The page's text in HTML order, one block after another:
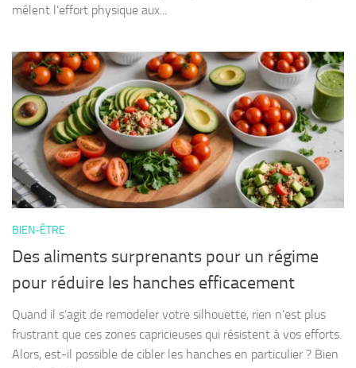
mêlent l’effort physique aux...
BIEN-ÊTRE
Des aliments surprenants pour un régime
pour réduire les hanches efficacement
Quand il s’agit de remodeler votre silhouette, rien n’est plus
frustrant que ces zones capricieuses qui résistent à vos efforts.
Alors, est-il possible de cibler les hanches en particulier ? Bien